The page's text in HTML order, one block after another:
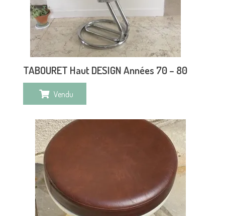
TABOURET Haut DESIGN Années 70 – 80
Vendu